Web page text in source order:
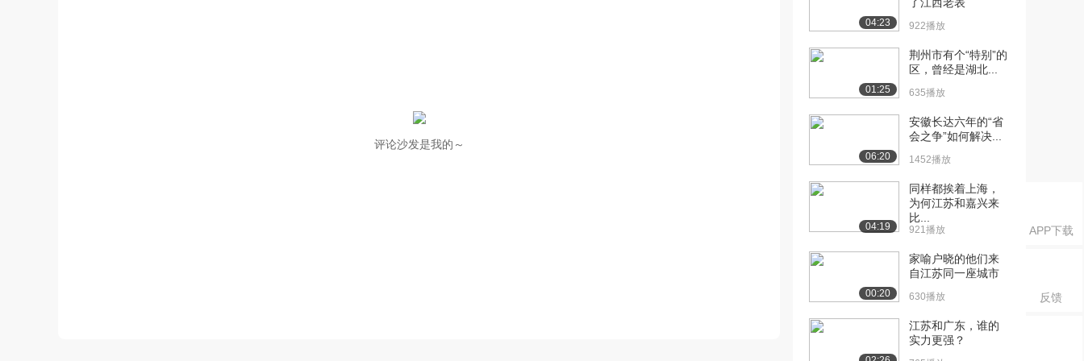
APP下载
反馈
评论沙发是我的～
04:23 922播放
01:25
荆州市有个“特别”的
区，曾经是湖北...
635播放
06:20
安徽长达六年的“省
会之争”如何解决...
1452播放
04:19
同样都挨着上海，
为何江苏和嘉兴来
比...
921播放
00:20
家喻户晓的他们来
自江苏同一座城市
630播放
江苏和广东，谁的
实力更强？